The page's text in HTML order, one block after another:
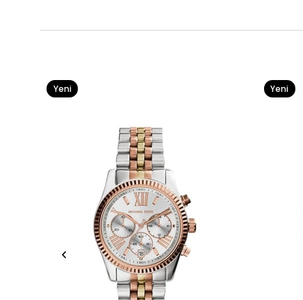
Yeni
Yeni